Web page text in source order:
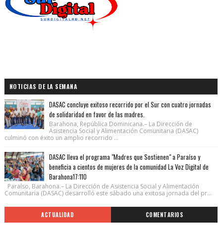
NOTICIAS DE LA SEMANA
DASAC concluye exitoso recorrido por el Sur con cuatro jornadas
de solidaridad en favor de las madres.
Barahona, República Dominicana.– La Dirección de
Asistencia Social y Alimentación Comunitaria (DASAC)
culminó con éxito un amplio recorrido ...
DASAC lleva el programa "Madres que Sostienen" a Paraíso y
beneficia a cientos de mujeres de la comunidad La Voz Digital de
Barahona17:110
Paraíso, Barahona.– La Dirección de Asistencia Social y Alimentación
Comunitaria (DASAC) desarrolló este sábado una exitosa jornada del pr...
ACTUALIDAD COMENTARIOS